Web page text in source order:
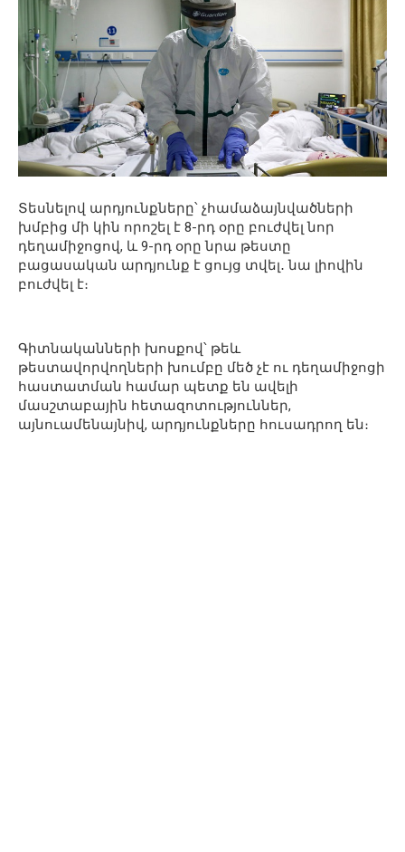
Տեսնելով արդյունքները՝ չհամաձայնվածների
խմբից մի կին որոշել է 8-րդ օրը բուժվել նոր
դեղամիջոցով, և 9-րդ օրը նրա թեստը
բացասական արդյունք է ցույց տվել․ նա լիովին
բուժվել է։
Գիտնականների խոսքով՝ թեև
թեստավորվողների խումբը մեծ չէ ու դեղամիջոցի
հաստատման համար պետք են ավելի
մասշտաբային հետազոտություններ,
այնուամենայնիվ, արդյունքները հուսադրող են։